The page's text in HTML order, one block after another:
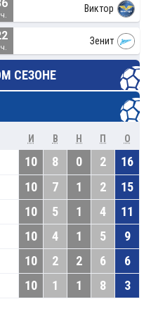
Виктор
Зенит
СЕЗОНЕ
И В Н П О
10 8 0 2
16
10 7 1 2
15
10 5 1 4
11
10 4 1 5
9
10 2 2 6
6
10 1 1 8 3